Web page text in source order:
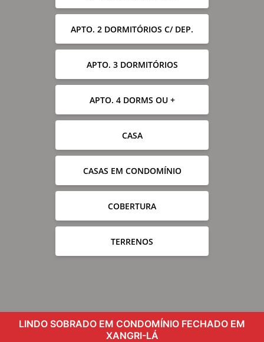
APTO. 2 DORMITÓRIOS C/ DEP.
APTO. 3 DORMITÓRIOS
APTO. 4 DORMS OU +
CASA
CASAS EM CONDOMÍNIO
COBERTURA
TERRENOS
LINDO SOBRADO EM CONDOMÍNIO FECHADO EM
XANGRI-LÁ